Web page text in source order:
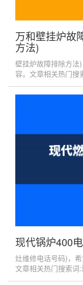
万和壁挂炉故
方法)
壁挂炉故障排除方法
容。文章相关热门搜
现代锅炉400
灶维修电话号码)，
文章相关热门搜索词